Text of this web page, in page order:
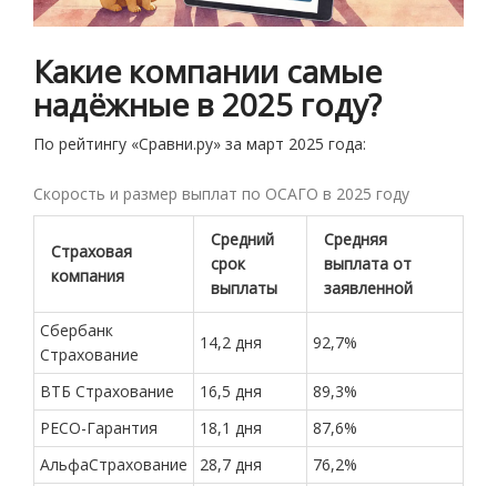
Какие компании самые
надёжные в 2025 году?
По рейтингу «Сравни.ру» за март 2025 года:
Скорость и размер выплат по ОСАГО в 2025 году
Страховая
компания
Средний
срок
выплаты
Средняя
выплата от
заявленной
Сбербанк
Страхование
14,2 дня 92,7%
ВТБ Страхование 16,5 дня
89,3%
РЕСО-Гарантия
18,1 дня
87,6%
АльфаСтрахование
28,7 дня
76,2%